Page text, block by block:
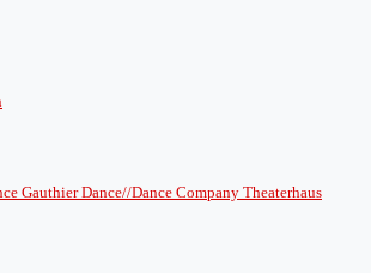
Gauthier Dance//Dance Company Theaterhaus